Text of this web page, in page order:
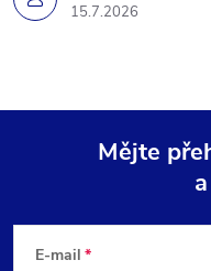
15.7.2026
Mějte
E-mail